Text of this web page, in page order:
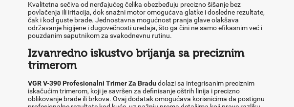
Kvalitetna sečiva od nerđajućeg čelika obezbeđuju precizno šišanje bez
povlačenja ili iritacija, dok snažni motor omogućava glatke i dosledne rezultate,
čak i kod guste brade. Jednostavna mogućnost pranja glave olakšava
održavanje higijene i dugovečnosti uređaja, što ga čini ne samo efikasnim već i
pouzdanim saputnikom za svakodnevnu rutinu.
Izvanredno iskustvo brijanja sa preciznim
trimerom
VGR V-390 Profesionalni Trimer Za Bradudolazi sa integrisanim preciznim
iskačućim trimerom, koji je savršen za definisanje oštrih linija i precizno
oblikovanje brade ili brkova. Ovaj dodatak omogućava korisnicima da postignu